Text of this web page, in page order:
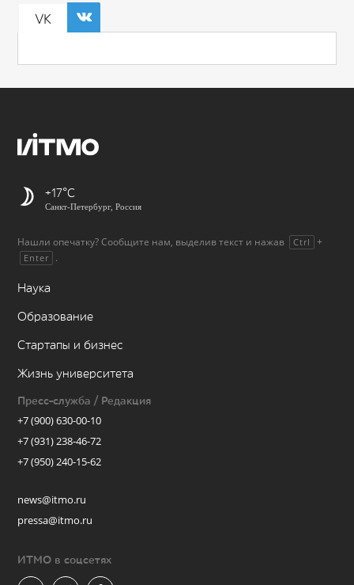
VK
+17
Санкт-Петербург, Россия
Нашли опечатку? Сообщите нам, выделив текст и нажав Ctrl +
Enter .
Наука
Образование
Стартапы и бизнес
Жизнь университета
Пресс-служба / Редакция
+7 (900) 630-00-10
+7 (931) 238-46-72
+7 (950) 240-15-62
news@itmo.ru
pressa@itmo.ru
ИТМО в соцсетях